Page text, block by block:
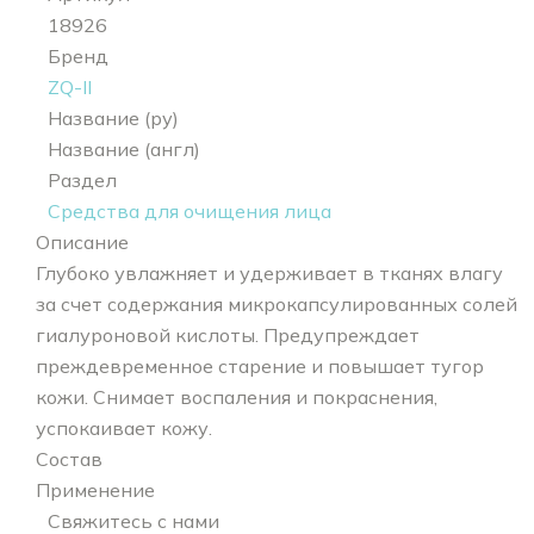
18926
Бренд
ZQ-II
Название (ру)
Название (англ)
Раздел
Средства для очищения лица
Описание
Глубоко увлажняет и удерживает в тканях влагу
за счет содержания микрокапсулированных солей
гиалуроновой кислоты. Предупреждает
преждевременное старение и повышает тугор
кожи. Снимает воспаления и покраснения,
успокаивает кожу.
Состав
Применение
Свяжитесь с нами